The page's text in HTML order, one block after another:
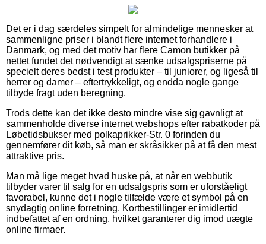
Det er i dag særdeles simpelt for almindelige mennesker at
sammenligne priser i blandt flere internet forhandlere i
Danmark, og med det motiv har flere Camon butikker på
nettet fundet det nødvendigt at sænke udsalgspriserne på
specielt deres bedst i test produkter – til juniorer, og ligeså til
herrer og damer – eftertrykkeligt, og endda nogle gange
tilbyde fragt uden beregning.
Trods dette kan det ikke desto mindre vise sig gavnligt at
sammenholde diverse internet webshops efter rabatkoder på
Løbetidsbukser med polkaprikker-Str. 0 forinden du
gennemfører dit køb, så man er skråsikker på at få den mest
attraktive pris.
Man må lige meget hvad huske på, at når en webbutik
tilbyder varer til salg for en udsalgspris som er uforståeligt
favorabel, kunne det i nogle tilfælde være et symbol på en
snydagtig online forretning. Kortbestillinger er imidlertid
indbefattet af en ordning, hvilket garanterer dig imod uægte
online firmaer.